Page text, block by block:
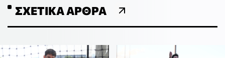
ΣΧΕΤΙΚΆ ΆΡΘΡΑ